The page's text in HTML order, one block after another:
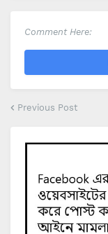
Comment Here:
Previous Post